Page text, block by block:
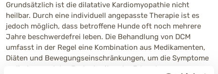
Grundsätzlich ist die dilatative Kardiomyopathie nicht
heilbar. Durch eine individuell angepasste Therapie ist es
jedoch möglich, dass betroffene Hunde oft noch mehrere
Jahre beschwerdefrei leben. Die Behandlung von DCM
umfasst in der Regel eine Kombination aus Medikamenten,
Diäten und Bewegungseinschränkungen, um die Symptome
zu lindern und das Fortschreiten der Erkrankung zu